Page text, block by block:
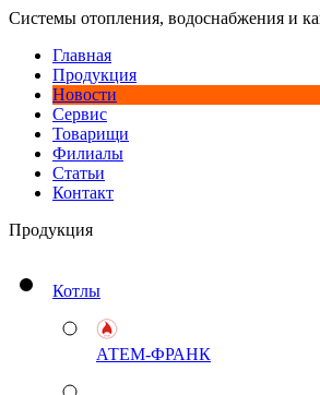
Системы отопления, водоснабжения и
Главная
Продукция
Новости
Сервис
Товарищи
Филиалы
Статьи
Контакт
Продукция
Котлы
АТЕМ-ФРАНК